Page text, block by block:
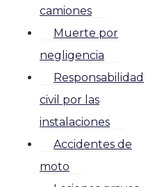
camiones
Muerte por
negligencia
Responsabilidad
civil por las
instalaciones
Accidentes de
moto